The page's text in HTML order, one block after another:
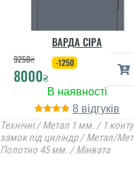
ВАРДА СІРА
9250₴
8000₴
-1250
8
Технічні / Метал 1 мм. / 1
замок під циліндр / Метал/
Полотно 45 мм. / Мінвата